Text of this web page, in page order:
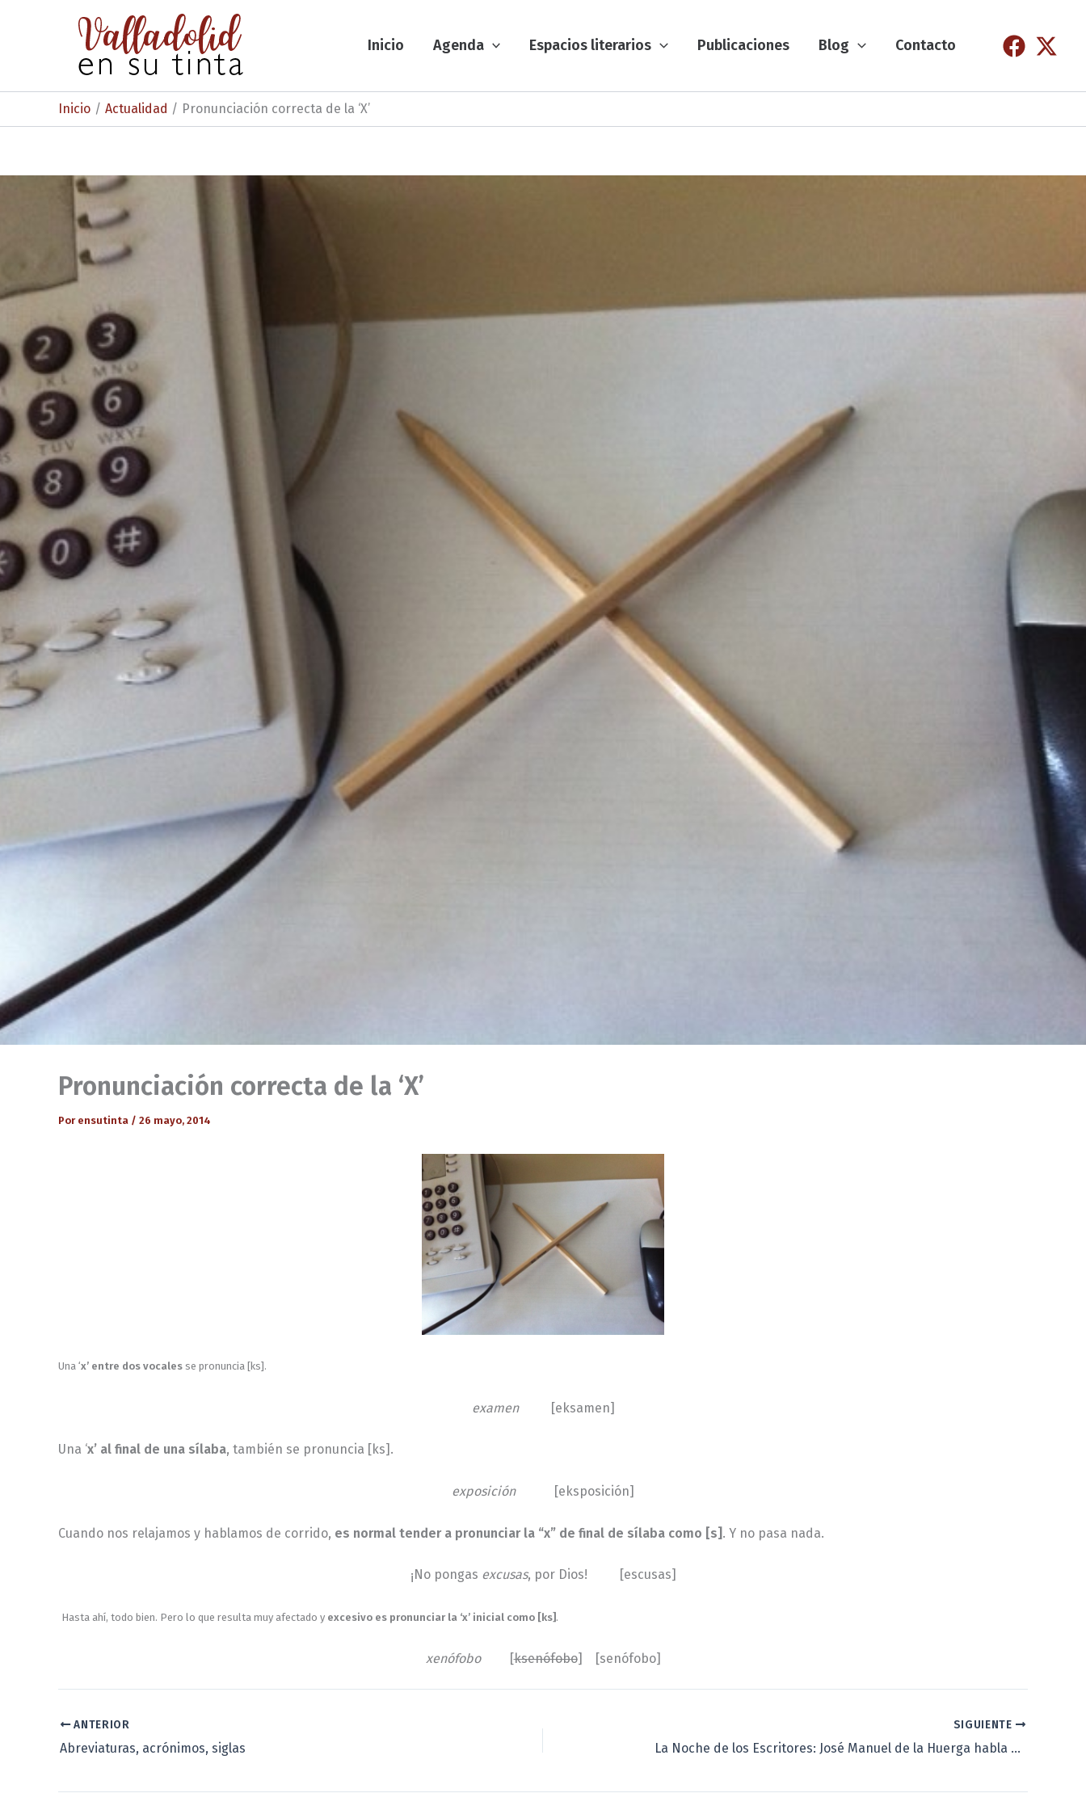
Inicio Agenda Espacios literarios Publicaciones Blog Contacto
Inicio Actualidad Pronunciación correcta de la ‘X’
Pronunciación correcta de la ‘X’
Por ensutinta / 26 mayo, 2014
Una ‘x’ entre dos vocales se pronuncia [ks].
examen[eksamen]
Una ‘x’ al final de una sílaba, también se pronuncia [ks].
exposición[eksposición]
Cuando nos relajamos y hablamos de corrido, es normal tender a pronunciar la “x” de final de sílaba como [s] . Y no pasa nada.
¡No pongas excusas, por Dios! [escusas]
Hasta ahí, todo bien. Pero lo que resulta muy afectado y excesivo es pronunciar la ‘x’ inicial como [ks] .
xenófobo[ksenófobo] [senófobo]
ANTERIOR
Abreviaturas, acrónimos, siglas
SIGUIENTE
La Noche de los Escritores: José Manuel de la Huerga habla de… Fernando Pessoa